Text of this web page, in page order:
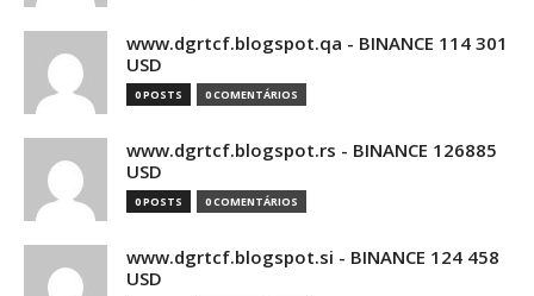
www.dgrtcf.blogspot.qa - BINANCE 114 301
USD
0 POSTS 0 COMENTÁRIOS
www.dgrtcf.blogspot.rs - BINANCE 126885
USD
0 POSTS 0 COMENTÁRIOS
www.dgrtcf.blogspot.si - BINANCE 124 458
USD